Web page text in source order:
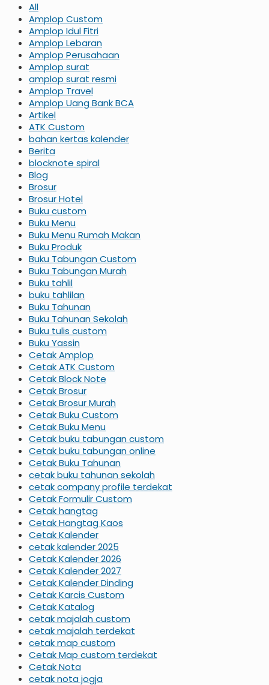
All
Amplop Custom
Amplop Idul Fitri
Amplop Lebaran
Amplop Perusahaan
Amplop surat
amplop surat resmi
Amplop Travel
Amplop Uang Bank BCA
Artikel
ATK Custom
bahan kertas kalender
Berita
blocknote spiral
Blog
Brosur
Brosur Hotel
Buku custom
Buku Menu
Buku Menu Rumah Makan
Buku Produk
Buku Tabungan Custom
Buku Tabungan Murah
Buku tahlil
buku tahlilan
Buku Tahunan
Buku Tahunan Sekolah
Buku tulis custom
Buku Yassin
Cetak Amplop
Cetak ATK Custom
Cetak Block Note
Cetak Brosur
Cetak Brosur Murah
Cetak Buku Custom
Cetak Buku Menu
Cetak buku tabungan custom
Cetak buku tabungan online
Cetak Buku Tahunan
cetak buku tahunan sekolah
cetak company profile terdekat
Cetak Formulir Custom
Cetak hangtag
Cetak Hangtag Kaos
Cetak Kalender
cetak kalender 2025
Cetak Kalender 2026
Cetak Kalender 2027
Cetak Kalender Dinding
Cetak Karcis Custom
Cetak Katalog
cetak majalah custom
cetak majalah terdekat
cetak map custom
Cetak Map custom terdekat
Cetak Nota
cetak nota jogja